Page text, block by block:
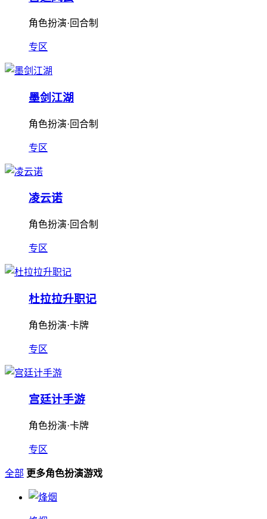
角色扮演·回合制
专区
墨剑江湖
角色扮演·回合制
专区
凌云诺
角色扮演·回合制
专区
杜拉拉升职记
角色扮演·卡牌
专区
宫廷计手游
角色扮演·卡牌
专区
全部 更多角色扮演游戏